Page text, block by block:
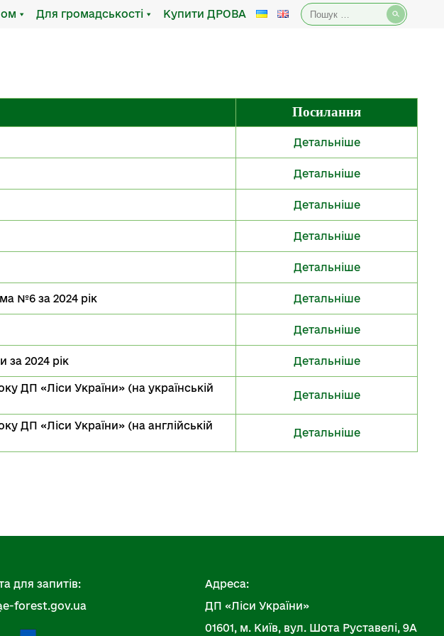
Для громадськості Купити ДРОВА Пошук:
Посилання
Детальніше
Детальніше
Детальніше
Детальніше
Детальніше
№6 за 2024 рік Детальніше
Детальніше
за 2024 рік Детальніше
ДП «Ліси України» (на українській
Детальніше
ДП «Ліси України» (на англійській
Детальніше
для запитів:
forest.gov.ua
Адреса:
ДП «Ліси України»
01601, м. Київ, вул. Шота Руставелі, 9А